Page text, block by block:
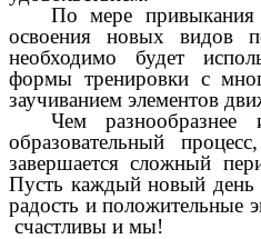
По мере привыкания
освоения новых видов
необходимо будет
формы тренировки с
заучиванием элементов
Чем разнообразнее
образовательный
завершается сложный
Пусть каждый новый день
радость и положительные
счастливы и мы!